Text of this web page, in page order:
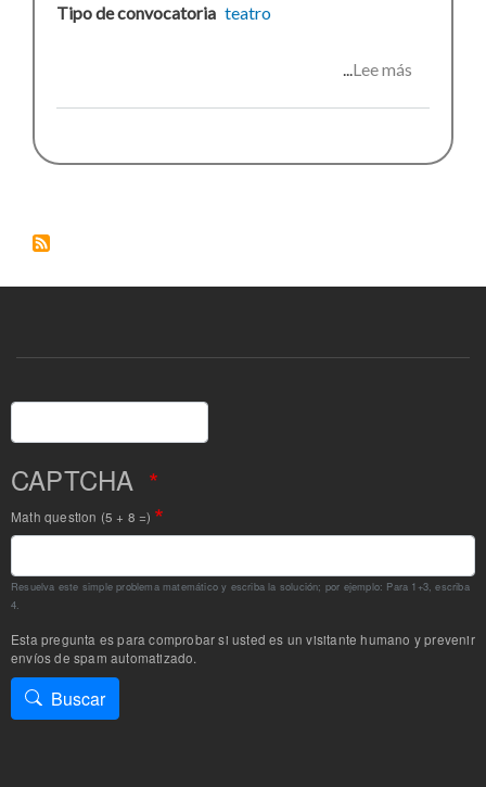
Tipo de convocatoria teatro
Lee más
Buscar
CAPTCHA
Math question (5 + 8 =)
Resuelva este simple problema matemático y escriba la solución; por ejemplo: Para 1+3, escriba
4.
Esta pregunta es para comprobar si usted es un visitante humano y prevenir
envíos de spam automatizado.
Buscar